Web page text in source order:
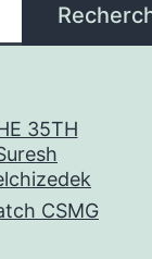
35TH
CSMG